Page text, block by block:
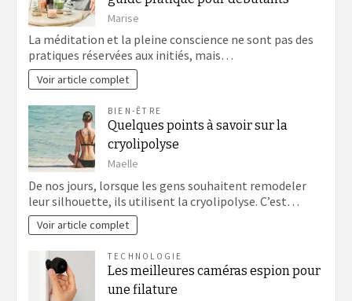
Marise
La méditation et la pleine conscience ne sont pas des
pratiques réservées aux initiés, mais…
Voir article complet
BIEN-ÊTRE
Quelques points à savoir sur la
cryolipolyse
Maelle
De nos jours, lorsque les gens souhaitent remodeler
leur silhouette, ils utilisent la cryolipolyse. C’est…
Voir article complet
TECHNOLOGIE
Les meilleures caméras espion pour
une filature